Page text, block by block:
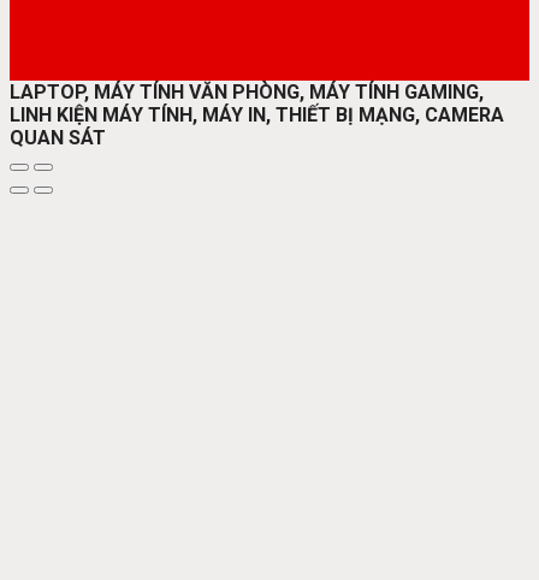
LAPTOP, MÁY TÍNH VĂN PHÒNG, MÁY TÍNH GAMING,
LINH KIỆN MÁY TÍNH, MÁY IN, THIẾT BỊ MẠNG, CAMERA
QUAN SÁT